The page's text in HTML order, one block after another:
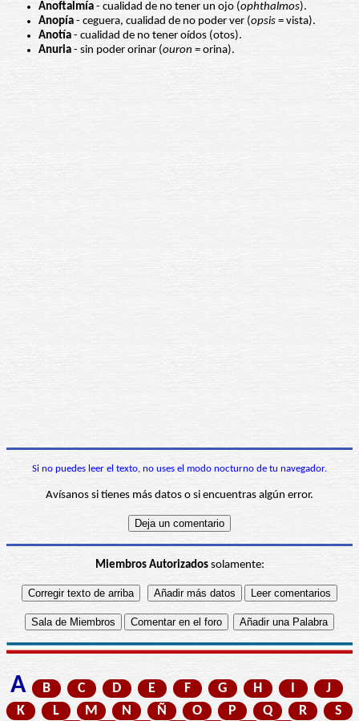
Anoftalmía - cualidad de no tener un ojo (ophthalmos).
Anopía - ceguera, cualidad de no poder ver (opsis = vista).
Anotía - cualidad de no tener oídos (otos).
Anuria - sin poder orinar (ouron = orina).
Si no puedes leer el texto, no uses el modo nocturno de tu navegador.
Avísanos si tienes más datos o si encuentras algún error.
Miembros Autorizadossolamente:
A B C D E F G H I
J
K
L M N Ñ O P Q R
S